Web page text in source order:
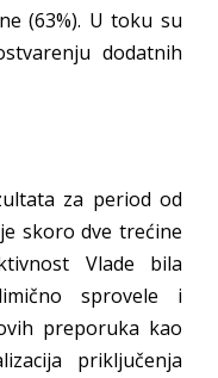
(63%). U toku su
dodatnih
za period od
skoro dve trećine
Vlade bila
sprovele i
preporuka kao
priključenja